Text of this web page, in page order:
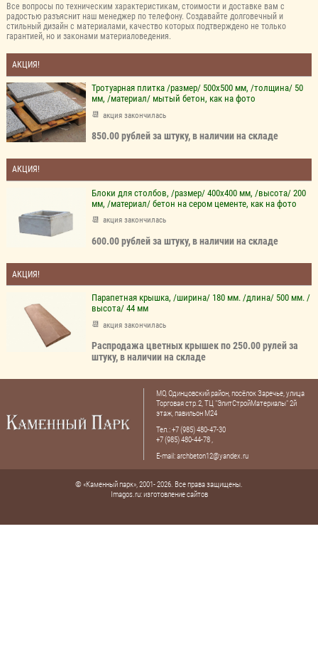
Все вопросы по техническим характеристикам, стоимости и доставке вам с
радостью разъяснит наш менеджер по телефону. Создавайте долговечный и
стильный дизайн с материалами, качество которых подтверждено не только
гарантией, но и законами материаловедения.
АКЦИЯ!
Тротуарная плитка /размер/ 500х500 мм, /толщина/ 50
мм, /материал/ мытый бетон, как на фото
акция закончилась
850.00 рублей за штуку, в наличии на складе
АКЦИЯ!
Блоки для столбов, /размер/ 400х400 мм, /высота/ 200
мм, /материал/ бетон на сером цементе, как на фото
акция закончилась
600.00 рублей за штуку, в наличии на складе
АКЦИЯ!
Парапетная крышка, /ширина/ 180 мм. /длина/ 500 мм. /
высота/ 44 мм
акция закончилась
Распродажа цветных крышек по 250.00 рулей за
штуку, в наличии на складе
МО, Одинцовский район, посёлок Заречье, улица
Торговая стр.2, ТЦ "ЭлитСтройМатериалы" 2й
этаж, павильон М24
Тел.: +7 (985) 480-47-30
+7 (985) 480-44-78,
E-mail:archbeton12@yandex.ru
© «Каменный парк», 2001- 2026. Все права защищены.
Imagos.ru:изготовление сайтов